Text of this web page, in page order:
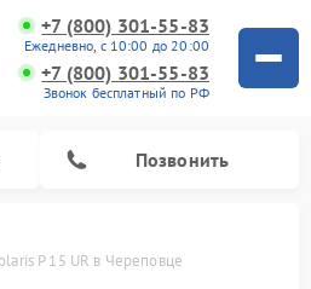
+7 (800) 301-55-83
Ежедневно, с 10:00 до 20:00
+7 (800) 301-55-83
Звонок бесплатный по РФ
Позвонить
P 15 UR в Череповце